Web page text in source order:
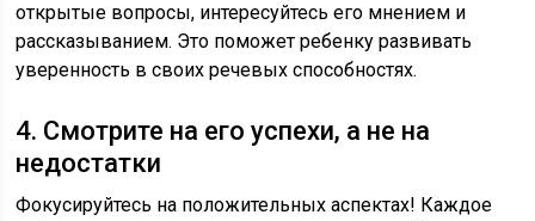
открытые вопросы, интересуйтесь его мнением и
рассказыванием. Это поможет ребенку развивать
уверенность в своих речевых способностях.
4. Смотрите на его успехи, а не на
недостатки
Фокусируйтесь на положительных аспектах! Каждое